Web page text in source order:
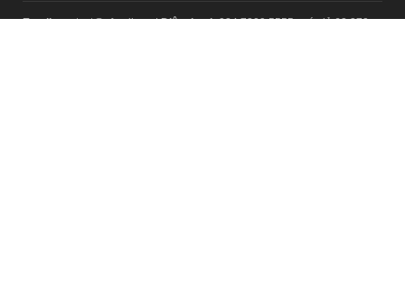
Email:contact@afamily.vn |Điện thoại:024 7309 5555, máy lẻ 62.370